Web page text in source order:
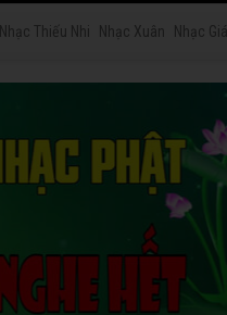
Nhạc Thiếu Nhi Nhạc Xuân Nhạc